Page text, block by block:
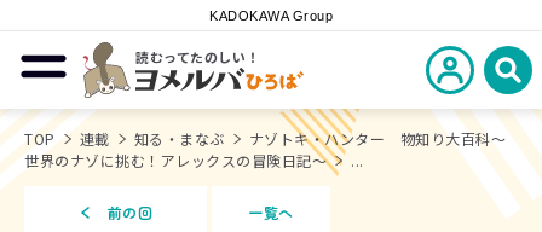
KADOKAWA Group
メニューを開閉する
読むってたのしい！
ヨメルバひろば
新規会員登
検
TOP 連載 知る・まなぶ
ナゾトキ・ハンター 物知り大百科～
世界のナゾに挑む！アレックスの冒険日記～
...
前の回 一覧へ